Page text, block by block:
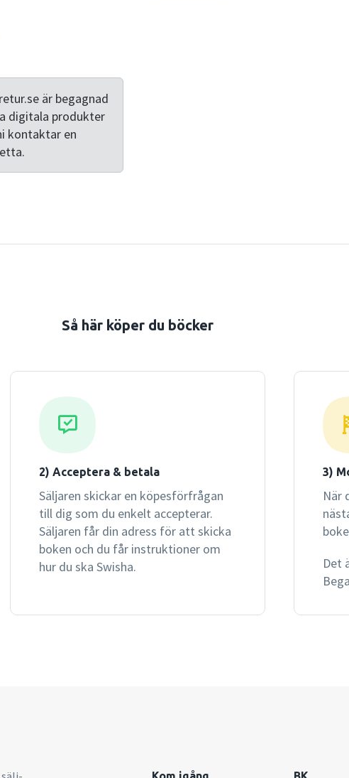
är begagnad
digitala produkter
kontaktar en
Så här köper du böcker
2) Acceptera & betala
Säljaren skickar en köpesförfrågan
till dig som du enkelt accepterar.
Säljaren får din adress för att skicka
boken och du får instruktioner om
hur du ska Swisha.
3)
När
Det